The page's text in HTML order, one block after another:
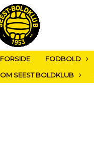
FORSIDE FODBOLD
OM SEEST BOLDKLUB